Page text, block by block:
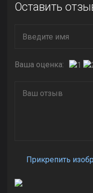
Оставить
Ваша оценка:
Прикрепить